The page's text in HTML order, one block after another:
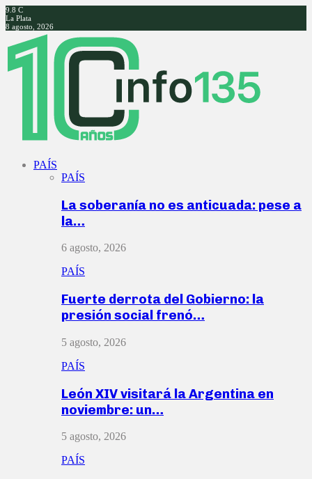
9.8 C
La Plata
8 agosto, 2026
Facebook
Twitter
Instagram
Youtube
PAÍS
PAÍS
La soberanía no es anticuada: pese a
la…
6 agosto, 2026
PAÍS
Fuerte derrota del Gobierno: la
presión social frenó…
5 agosto, 2026
PAÍS
León XIV visitará la Argentina en
noviembre: un…
5 agosto, 2026
PAÍS